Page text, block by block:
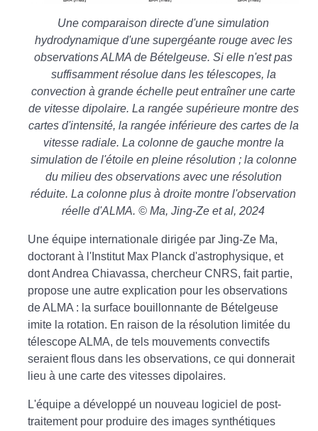
Une comparaison directe d'une simulation
hydrodynamique d'une supergéante rouge avec les
observations ALMA de Bételgeuse. Si elle n'est pas
suffisamment résolue dans les télescopes, la
convection à grande échelle peut entraîner une carte
de vitesse dipolaire. La rangée supérieure montre des
cartes d'intensité, la rangée inférieure des cartes de la
vitesse radiale. La colonne de gauche montre la
simulation de l'étoile en pleine résolution ; la colonne
du milieu des observations avec une résolution
réduite. La colonne plus à droite montre l'observation
réelle d'ALMA. © Ma, Jing-Ze et al, 2024
Une équipe internationale dirigée par Jing-Ze Ma,
doctorant à l'Institut Max Planck d'astrophysique, et
dont Andrea Chiavassa, chercheur CNRS, fait partie,
propose une autre explication pour les observations
de ALMA : la surface bouillonnante de Bételgeuse
imite la rotation. En raison de la résolution limitée du
télescope ALMA, de tels mouvements convectifs
seraient flous dans les observations, ce qui donnerait
lieu à une carte des vitesses dipolaires.
L'équipe a développé un nouveau logiciel de post-
traitement pour produire des images synthétiques